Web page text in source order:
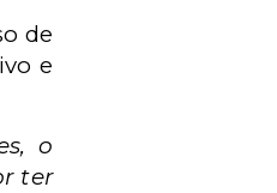
de
e
o
ter